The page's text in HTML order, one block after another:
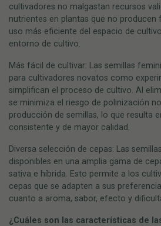
cultivadores no malgastan recursos
nutrientes en plantas que no producen
uso más eficiente del espacio de
entorno de cultivo.
Más fácil de cultivar: Las semillas
para cultivadores novatos como
simplifican el proceso de cultivo. Al
se minimiza el riesgo de polinización
producción de semillas, lo que resulta
consistente y de mayor calidad.
Diversa selección de cepas: Las
disponibles en una amplia gama de
sativa e híbrida. Esto permite a los
cepas que se adapten a sus
cuanto a aroma, sabor, efecto y
¿Cuáles son las características de